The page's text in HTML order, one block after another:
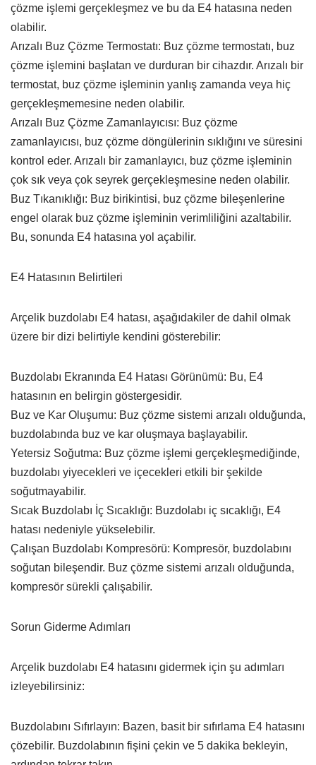
çözme işlemi gerçekleşmez ve bu da E4 hatasına neden
olabilir.
Arızalı Buz Çözme Termostatı: Buz çözme termostatı, buz
çözme işlemini başlatan ve durduran bir cihazdır. Arızalı bir
termostat, buz çözme işleminin yanlış zamanda veya hiç
gerçekleşmemesine neden olabilir.
Arızalı Buz Çözme Zamanlayıcısı: Buz çözme
zamanlayıcısı, buz çözme döngülerinin sıklığını ve süresini
kontrol eder. Arızalı bir zamanlayıcı, buz çözme işleminin
çok sık veya çok seyrek gerçekleşmesine neden olabilir.
Buz Tıkanıklığı: Buz birikintisi, buz çözme bileşenlerine
engel olarak buz çözme işleminin verimliliğini azaltabilir.
Bu, sonunda E4 hatasına yol açabilir.
E4 Hatasının Belirtileri
Arçelik buzdolabı E4 hatası, aşağıdakiler de dahil olmak
üzere bir dizi belirtiyle kendini gösterebilir:
Buzdolabı Ekranında E4 Hatası Görünümü: Bu, E4
hatasının en belirgin göstergesidir.
Buz ve Kar Oluşumu: Buz çözme sistemi arızalı olduğunda,
buzdolabında buz ve kar oluşmaya başlayabilir.
Yetersiz Soğutma: Buz çözme işlemi gerçekleşmediğinde,
buzdolabı yiyecekleri ve içecekleri etkili bir şekilde
soğutmayabilir.
Sıcak Buzdolabı İç Sıcaklığı: Buzdolabı iç sıcaklığı, E4
hatası nedeniyle yükselebilir.
Çalışan Buzdolabı Kompresörü: Kompresör, buzdolabını
soğutan bileşendir. Buz çözme sistemi arızalı olduğunda,
kompresör sürekli çalışabilir.
Sorun Giderme Adımları
Arçelik buzdolabı E4 hatasını gidermek için şu adımları
izleyebilirsiniz:
Buzdolabını Sıfırlayın: Bazen, basit bir sıfırlama E4 hatasını
çözebilir. Buzdolabının fişini çekin ve 5 dakika bekleyin,